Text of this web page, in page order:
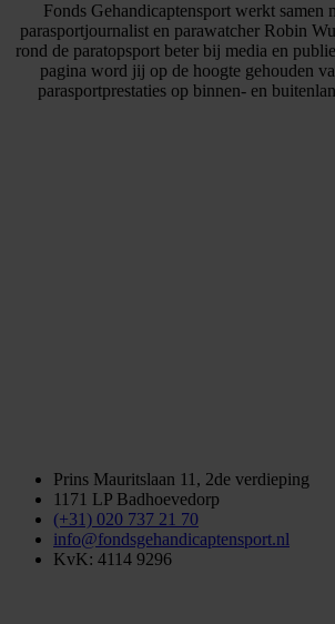
Fonds Gehandicaptensport werkt samen
parasportjournalist en parawatcher Robin
rond de paratopsport beter bij media en
pagina word jij op de hoogte gehouden
parasportprestaties op binnen- en
Prins Mauritslaan 11, 2de verdieping
1171 LP Badhoevedorp
(+31) 020 737 21 70
info@fondsgehandicaptensport.nl
KvK: 4114 9296